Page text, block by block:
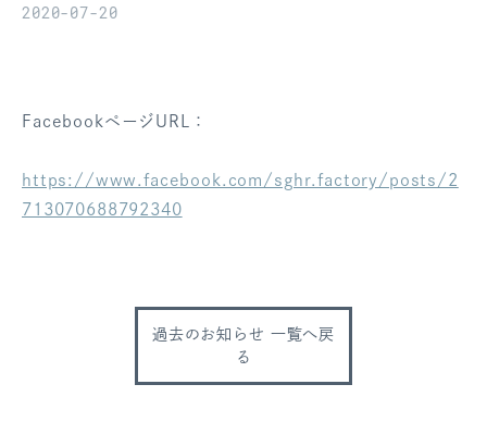
お気に入り
2020-07-20
FacebookページURL：
https://www.facebook.com/sghr.factory/posts/2
713070688792340
過去のお知らせ 一覧へ戻
る